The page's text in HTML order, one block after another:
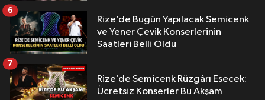
Rize’de Bugün Yapılacak Semicenk
ve Yener Çevik Konserlerinin
Saatleri Belli Oldu
6
Rize’de Semicenk Rüzgârı Esecek:
Ücretsiz Konserler Bu Akşam
7